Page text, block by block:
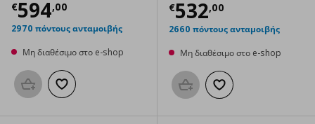
€594,00
Τρέχουσα τιμή € 594,00
2970 πόντους ανταμοιβής
Μη διαθέσιμο στο e-shop
Προσθήκη στο καλάθι
Προσθήκη στα αγαπημένα
€532,00
Τρέχουσα
2660 πόντους ανταμοιβής
Μη διαθέσιμο στο e-shop
Προσθήκη στο καλάθι
Προσθήκη στα